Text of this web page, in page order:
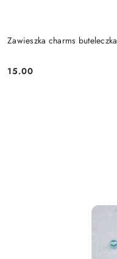
Zawieszka charms buteleczka
Cena:
15.00